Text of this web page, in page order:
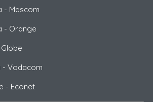
- Mascom
- Orange
Globe
- Vodacom
- Econet